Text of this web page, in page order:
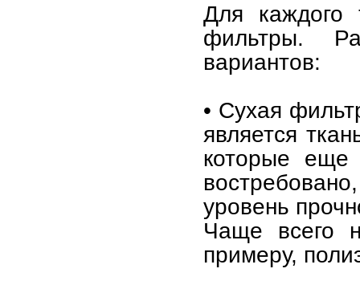
Для каждого
фильтры.
вариантов:
• Сухая
является
которые еще
уровень
Чаще всего
примеру,